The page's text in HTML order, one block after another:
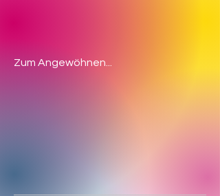
Zum Angewöhnen...